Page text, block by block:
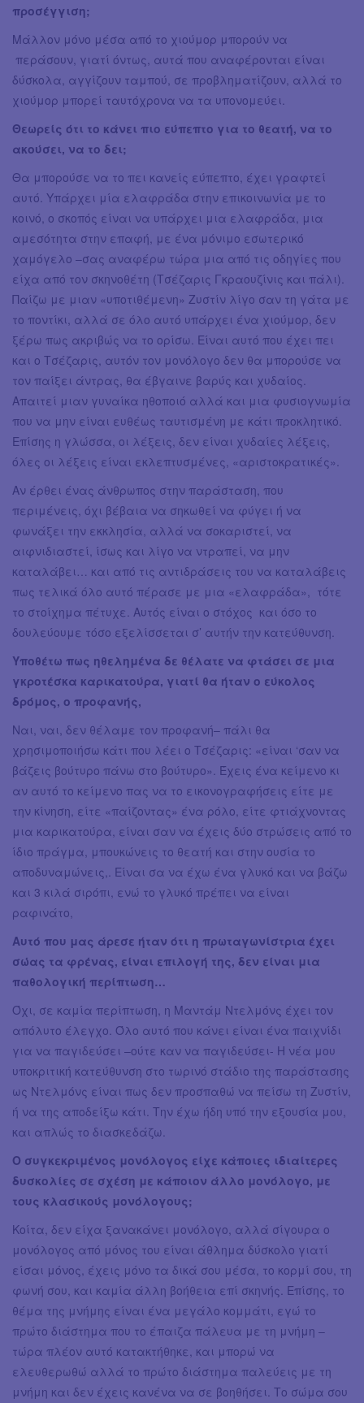
προσέγγιση;
Μάλλον μόνο μέσα από το χιούμορ μπορούν να
περάσουν, γιατί όντως, αυτά που αναφέρονται είναι
δύσκολα, αγγίζουν ταμπού, σε προβληματίζουν, αλλά το
χιούμορ μπορεί ταυτόχρονα να τα υπονομεύει.
Θεωρείς ότι το κάνει πιο εύπεπτο για το θεατή, να το
ακούσει, να το δει;
Θα μπορούσε να το πει κανείς εύπεπτο, έχει γραφτεί
αυτό. Υπάρχει μία ελαφράδα στην επικοινωνία με το
κοινό, ο σκοπός είναι να υπάρχει μια ελαφράδα, μια
αμεσότητα στην επαφή, με ένα μόνιμο εσωτερικό
χαμόγελο –σας αναφέρω τώρα μια από τις οδηγίες που
είχα από τον σκηνοθέτη (Τσέζαρις Γκραουζίνις και πάλι).
Παίζω με μιαν «υποτιθέμενη» Ζυστίν λίγο σαν τη γάτα με
το ποντίκι, αλλά σε όλο αυτό υπάρχει ένα χιούμορ, δεν
ξέρω πως ακριβώς να το ορίσω. Είναι αυτό που έχει πει
και ο Τσέζαρις, αυτόν τον μονόλογο δεν θα μπορούσε να
τον παίξει άντρας, θα έβγαινε βαρύς και χυδαίος.
Απαιτεί μιαν γυναίκα ηθοποιό αλλά και μια φυσιογνωμία
που να μην είναι ευθέως ταυτισμένη με κάτι προκλητικό.
Επίσης η γλώσσα, οι λέξεις, δεν είναι χυδαίες λέξεις,
όλες οι λέξεις είναι εκλεπτυσμένες, «αριστοκρατικές».
Αν έρθει ένας άνθρωπος στην παράσταση, που
περιμένεις, όχι βέβαια να σηκωθεί να φύγει ή να
φωνάξει την εκκλησία, αλλά να σοκαριστεί, να
αιφνιδιαστεί, ίσως και λίγο να ντραπεί, να μην
καταλάβει… και από τις αντιδράσεις του να καταλάβεις
πως τελικά όλο αυτό πέρασε με μια «ελαφράδα», τότε
το στοίχημα πέτυχε. Αυτός είναι ο στόχος και όσο το
δουλεύουμε τόσο εξελίσσεται σ’ αυτήν την κατεύθυνση.
Υποθέτω πως ηθελημένα δε θέλατε να φτάσει σε μια
γκροτέσκα καρικατούρα, γιατί θα ήταν ο εύκολος
δρόμος, ο προφανής,
Ναι, ναι, δεν θέλαμε τον προφανή– πάλι θα
χρησιμοποιήσω κάτι που λέει ο Τσέζαρις: «είναι ‘σαν να
βάζεις βούτυρο πάνω στο βούτυρο». Έχεις ένα κείμενο κι
αν αυτό το κείμενο πας να το εικονογραφήσεις είτε με
την κίνηση, είτε «παίζοντας» ένα ρόλο, είτε φτιάχνοντας
μια καρικατούρα, είναι σαν να έχεις δύο στρώσεις από το
ίδιο πράγμα, μπουκώνεις το θεατή και στην ουσία το
αποδυναμώνεις,. Είναι σα να έχω ένα γλυκό και να βάζω
και 3 κιλά σιρόπι, ενώ το γλυκό πρέπει να είναι
ραφινάτο,
Αυτό που μας άρεσε ήταν ότι η πρωταγωνίστρια έχει
σώας τα φρένας, είναι επιλογή της, δεν είναι μια
παθολογική περίπτωση…
Όχι, σε καμία περίπτωση, η Μαντάμ Ντελμόνς έχει τον
απόλυτο έλεγχο. Όλο αυτό που κάνει είναι ένα παιχνίδι
για να παγιδεύσει –ούτε καν να παγιδεύσει- Η νέα μου
υποκριτική κατεύθυνση στο τωρινό στάδιο της παράστασης
ως Ντελμόνς είναι πως δεν προσπαθώ να πείσω τη Ζυστίν,
ή να της αποδείξω κάτι. Την έχω ήδη υπό την εξουσία μου,
και απλώς το διασκεδάζω.
Ο συγκεκριμένος μονόλογος είχε κάποιες ιδιαίτερες
δυσκολίες σε σχέση με κάποιον άλλο μονόλογο, με
τους κλασικούς μονόλογους;
Κοίτα, δεν είχα ξανακάνει μονόλογο, αλλά σίγουρα ο
μονόλογος από μόνος του είναι άθλημα δύσκολο γιατί
είσαι μόνος, έχεις μόνο τα δικά σου μέσα, το κορμί σου, τη
φωνή σου, και καμία άλλη βοήθεια επί σκηνής. Επίσης, το
θέμα της μνήμης είναι ένα μεγάλο κομμάτι, εγώ το
πρώτο διάστημα που το έπαιζα πάλευα με τη μνήμη –
τώρα πλέον αυτό κατακτήθηκε, και μπορώ να
ελευθερωθώ αλλά το πρώτο διάστημα παλεύεις με τη
μνήμη και δεν έχεις κανένα να σε βοηθήσει. Το σώμα σου